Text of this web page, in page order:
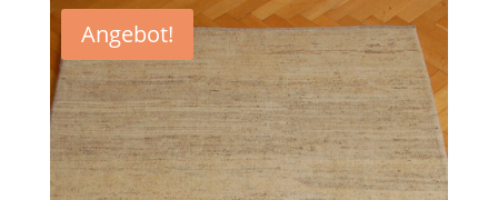
Angebot!